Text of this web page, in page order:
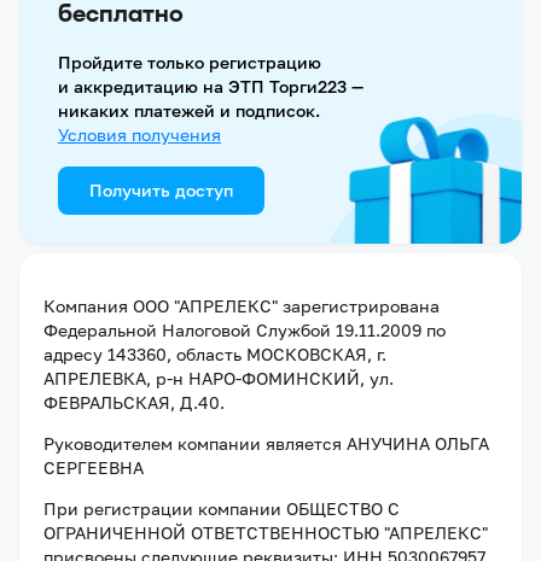
бесплатно
Пройдите только регистрацию
и аккредитацию на ЭТП Торги223 —
никаких платежей и подписок.
Условия получения
Получить доступ
Компания ООО "АПРЕЛЕКС" зарегистрирована
Федеральной Налоговой Службой 19.11.2009 по
адресу 143360, область МОСКОВСКАЯ, г.
АПРЕЛЕВКА, р-н НАРО-ФОМИНСКИЙ, ул.
ФЕВРАЛЬСКАЯ, Д.40.
Руководителем компании является АНУЧИНА ОЛЬГА
СЕРГЕЕВНА
При регистрации компании ОБЩЕСТВО С
ОГРАНИЧЕННОЙ ОТВЕТСТВЕННОСТЬЮ "АПРЕЛЕКС"
присвоены следующие реквизиты: ИНН 5030067957,